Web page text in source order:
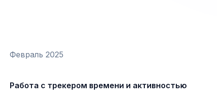
Февраль 2025
Работа с трекером времени и активностью